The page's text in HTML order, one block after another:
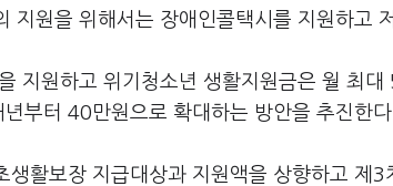
지원을 위해서는 장애인콜택시를 지원하고
지원하고 위기청소년 생활지원금은 월 최
부터 40만원으로 확대하는 방안을 추진한다.
활보장 지급대상과 지원액을 상향하고 제3